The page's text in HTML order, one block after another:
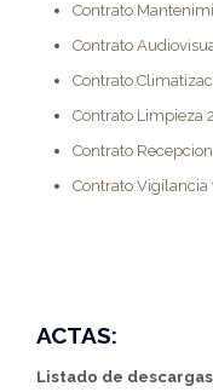
Contrato
Contrato
Contrato
Contrato Limpieza
Contrato
Contrato
ACTAS:
Listado de descargas